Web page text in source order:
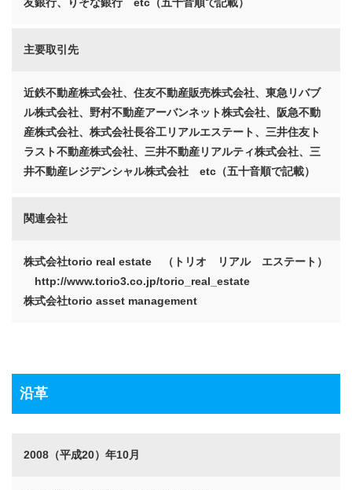
主要取引先
近鉄不動産株式会社、住友不動産販売株式会社、東急リバブ
ル株式会社、野村不動産アーバンネット株式会社、阪急不動
産株式会社、株式会社長谷工リアルエステート、三井住友ト
ラスト不動産株式会社、三井不動産リアルティ株式会社、三
井不動産レジデンシャル株式会社 etc（五十音順で記載）
関連会社
株式会社torio real estate （トリオ リアル エステート）
http://www.torio3.co.jp/torio_real_estate
株式会社torio asset management
沿革
2008（平成20）年10月